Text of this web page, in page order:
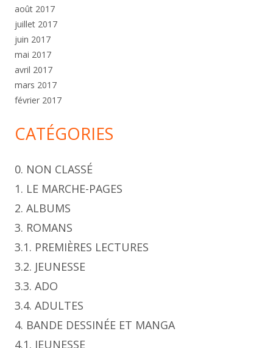
août 2017
juillet 2017
juin 2017
mai 2017
avril 2017
mars 2017
février 2017
CATÉGORIES
0. NON CLASSÉ
1. LE MARCHE-PAGES
2. ALBUMS
3. ROMANS
3.1. PREMIÈRES LECTURES
3.2. JEUNESSE
3.3. ADO
3.4. ADULTES
4. BANDE DESSINÉE ET MANGA
4.1. JEUNESSE